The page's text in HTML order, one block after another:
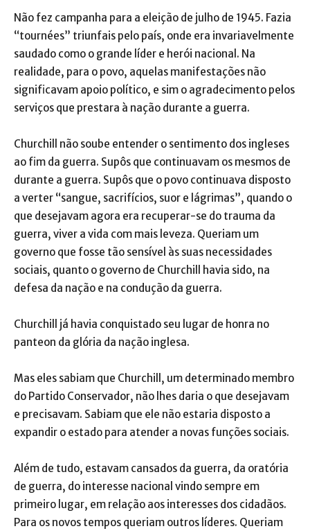
Não fez campanha para a eleição de julho de 1945. Fazia
“tournées” triunfais pelo país, onde era invariavelmente
saudado como o grande líder e herói nacional. Na
realidade, para o povo, aquelas manifestações não
significavam apoio político, e sim o agradecimento pelos
serviços que prestara à nação durante a guerra.
Churchill não soube entender o sentimento dos ingleses
ao fim da guerra. Supôs que continuavam os mesmos de
durante a guerra. Supôs que o povo continuava disposto
a verter “sangue, sacrifícios, suor e lágrimas”, quando o
que desejavam agora era recuperar-se do trauma da
guerra, viver a vida com mais leveza. Queriam um
governo que fosse tão sensível às suas necessidades
sociais, quanto o governo de Churchill havia sido, na
defesa da nação e na condução da guerra.
Churchill já havia conquistado seu lugar de honra no
panteon da glória da nação inglesa.
Mas eles sabiam que Churchill, um determinado membro
do Partido Conservador, não lhes daria o que desejavam
e precisavam. Sabiam que ele não estaria disposto a
expandir o estado para atender a novas funções sociais.
Além de tudo, estavam cansados da guerra, da oratória
de guerra, do interesse nacional vindo sempre em
primeiro lugar, em relação aos interesses dos cidadãos.
Para os novos tempos queriam outros líderes. Queriam